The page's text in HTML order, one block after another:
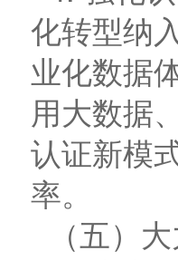
化转型纳
业化数据
用大数据
认证新模
率。
（五）